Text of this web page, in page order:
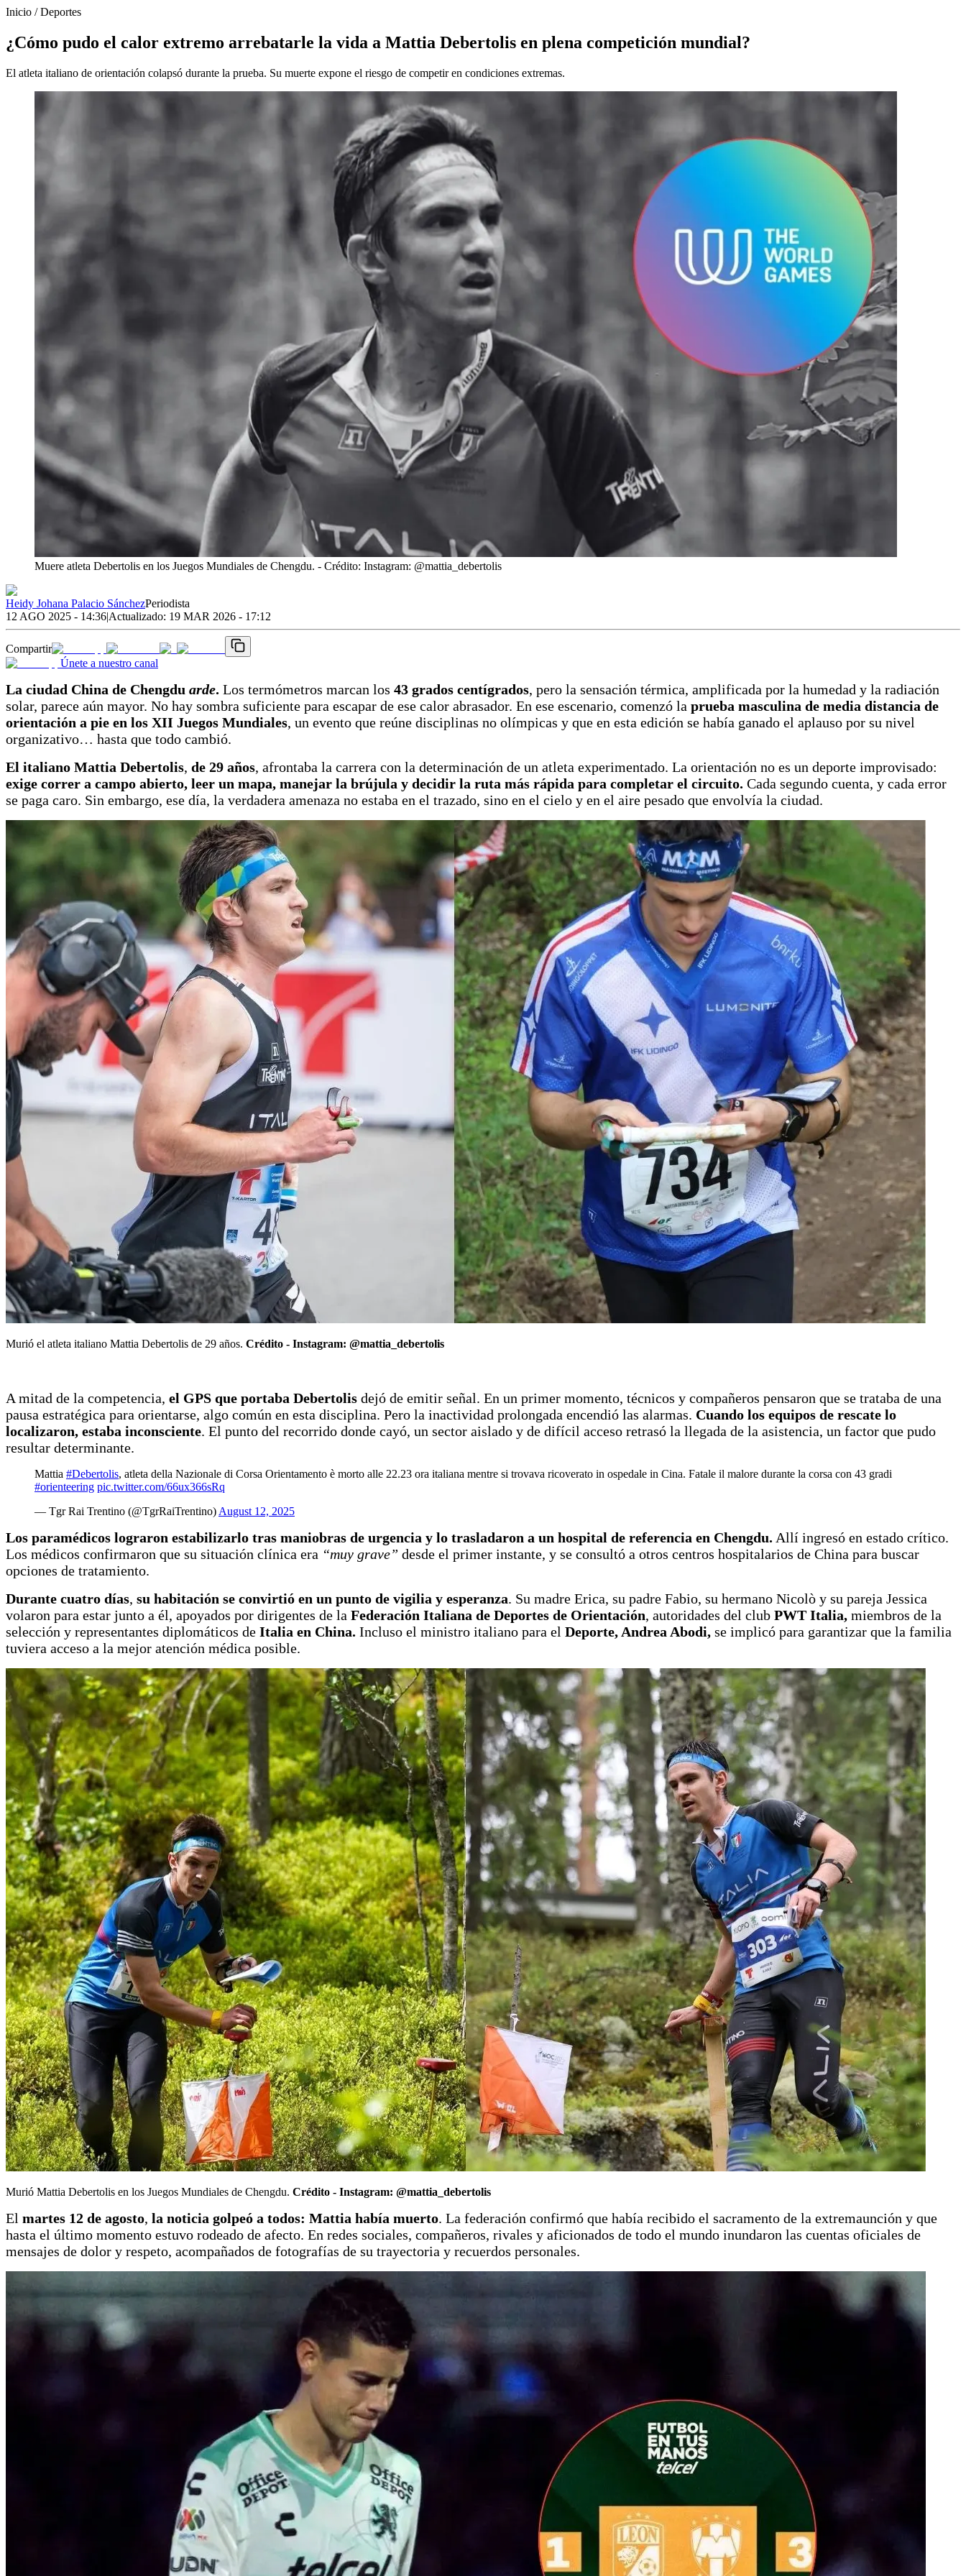
Inicio /Deportes
¿Cómo pudo el calor extremo arrebatarle la vida a Mattia Debertolis en plena competición mundial?
El atleta italiano de orientación colapsó durante la prueba. Su muerte expone el riesgo de competir en condiciones extremas.
Muere atleta Debertolis en los Juegos Mundiales de Chengdu. - Crédito: Instagram: @mattia_debertolis
Heidy Johana Palacio SánchezPeriodista
12 AGO 2025 - 14:36|Actualizado: 19 MAR 2026 - 17:12
Compartir
Únete a nuestro canal
La ciudad China de Chengdu arde. Los termómetros marcan los 43 grados centígrados, pero la sensación térmica, amplificada por la humedad y la radiación
solar, parece aún mayor. No hay sombra suficiente para escapar de ese calor abrasador. En ese escenario, comenzó la prueba masculina de media distancia de
orientación a pie en los XII Juegos Mundiales, un evento que reúne disciplinas no olímpicas y que en esta edición se había ganado el aplauso por su nivel
organizativo… hasta que todo cambió.
El italiano Mattia Debertolis, de 29 años, afrontaba la carrera con la determinación de un atleta experimentado. La orientación no es un deporte improvisado:
exige correr a campo abierto, leer un mapa, manejar la brújula y decidir la ruta más rápida para completar el circuito. Cada segundo cuenta, y cada error
se paga caro. Sin embargo, ese día, la verdadera amenaza no estaba en el trazado, sino en el cielo y en el aire pesado que envolvía la ciudad.
Murió el atleta italiano Mattia Debertolis de 29 años. Crédito - Instagram: @mattia_debertolis
A mitad de la competencia, el GPS que portaba Debertolis dejó de emitir señal. En un primer momento, técnicos y compañeros pensaron que se trataba de una
pausa estratégica para orientarse, algo común en esta disciplina. Pero la inactividad prolongada encendió las alarmas. Cuando los equipos de rescate lo
localizaron, estaba inconsciente. El punto del recorrido donde cayó, un sector aislado y de difícil acceso retrasó la llegada de la asistencia, un factor que pudo
resultar determinante.
Mattia #Debertolis, atleta della Nazionale di Corsa Orientamento è morto alle 22.23 ora italiana mentre si trovava ricoverato in ospedale in Cina. Fatale il malore durante la corsa con 43 gradi
#orienteering pic.twitter.com/66ux366sRq
— Tgr Rai Trentino (@TgrRaiTrentino) August 12, 2025
Los paramédicos lograron estabilizarlo tras maniobras de urgencia y lo trasladaron a un hospital de referencia en Chengdu. Allí ingresó en estado crítico.
Los médicos confirmaron que su situación clínica era “muy grave” desde el primer instante, y se consultó a otros centros hospitalarios de China para buscar
opciones de tratamiento.
Durante cuatro días, su habitación se convirtió en un punto de vigilia y esperanza. Su madre Erica, su padre Fabio, su hermano Nicolò y su pareja Jessica
volaron para estar junto a él, apoyados por dirigentes de la Federación Italiana de Deportes de Orientación, autoridades del club PWT Italia, miembros de la
selección y representantes diplomáticos de Italia en China. Incluso el ministro italiano para el Deporte, Andrea Abodi, se implicó para garantizar que la familia
tuviera acceso a la mejor atención médica posible.
Murió Mattia Debertolis en los Juegos Mundiales de Chengdu. Crédito - Instagram: @mattia_debertolis
El martes 12 de agosto, la noticia golpeó a todos: Mattia había muerto. La federación confirmó que había recibido el sacramento de la extremaunción y que
hasta el último momento estuvo rodeado de afecto. En redes sociales, compañeros, rivales y aficionados de todo el mundo inundaron las cuentas oficiales de
mensajes de dolor y respeto, acompañados de fotografías de su trayectoria y recuerdos personales.